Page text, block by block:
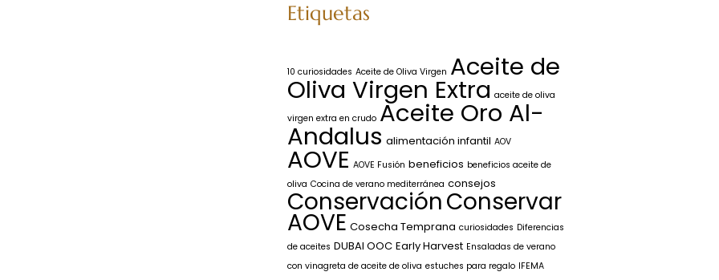
Etiquetas
10 curiosidades Aceite de Oliva Virgen Aceite de
Oliva Virgen Extra aceite de oliva
virgen extra en crudo Aceite Oro Al-
Andalus alimentación infantil AOV
AOVE AOVE Fusión beneficios beneficios aceite de
oliva Cocina de verano mediterránea consejos
ConservaciónConservar
AOVE Cosecha Temprana curiosidades Diferencias
de aceites DUBAI OOC Early Harvest Ensaladas de verano
con vinagreta de aceite de oliva estuches para regalo IFEMA